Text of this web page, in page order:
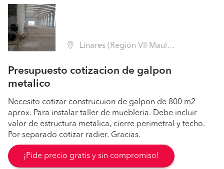
Linares (Región VII Maule - Linares)
Presupuesto cotizacion de galpon
metalico
Necesito cotizar construcuion de galpon de 800 m2
aprox. Para instalar taller de muebleria. Debe incluir
valor de estructura metalica, cierre perimetral y techo.
Por separado cotizar radier. Gracias.
¡Pide precio gratis y sin compromiso!